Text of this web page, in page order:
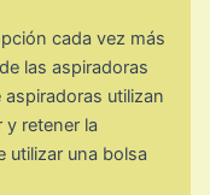
cada vez más
las aspiradoras
utilizan
retener la
utilizar una bolsa